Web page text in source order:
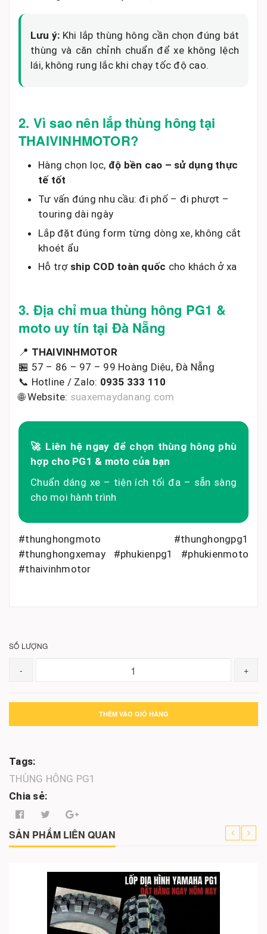
Lưu ý: Khi lắp thùng hông cần chọn đúng bát
thùng và căn chỉnh chuẩn để xe không lệch
lái, không rung lắc khi chạy tốc độ cao.
2. Vì sao nên lắp thùng hông tại
THAIVINHMOTOR?
Hàng chọn lọc, độ bền cao – sử dụng thực
tế tốt
Tư vấn đúng nhu cầu: đi phố – đi phượt –
touring dài ngày
Lắp đặt đúng form từng dòng xe, không cắt
khoét ẩu
Hỗ trợ ship COD toàn quốc cho khách ở xa
3. Địa chỉ mua thùng hông PG1 &
moto uy tín tại Đà Nẵng
📍 THAIVINHMOTOR
🏪 57 – 86 – 97 – 99 Hoàng Diệu, Đà Nẵng
📞 Hotline / Zalo: 0935 333 110
🌐 Website: suaxemaydanang.com
🚀 Liên hệ ngay để chọn thùng hông phù
hợp cho PG1 & moto của bạn
Chuẩn dáng xe – tiện ích tối đa – sẵn sàng
cho mọi hành trình
#thunghongmoto #thunghongpg1
#thunghongxemay #phukienpg1 #phukienmoto
#thaivinhmotor
SỐ LƯỢNG
- +
THÊM VÀO GIỎ HÀNG
Tags:
THÙNG HÔNG PG1
Chia sẻ:
SẢN PHẨM LIÊN QUAN